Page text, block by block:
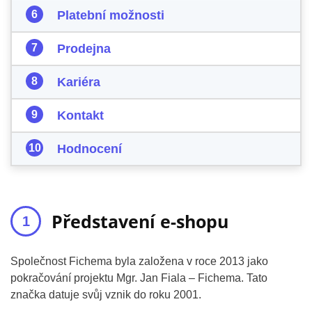
Platební možnosti
Prodejna
Kariéra
Kontakt
Hodnocení
Představení e-shopu
Společnost Fichema byla založena v roce 2013 jako
pokračování projektu Mgr. Jan Fiala – Fichema. Tato
značka datuje svůj vznik do roku 2001.